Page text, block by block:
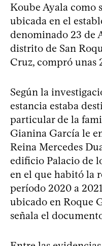
Koube Ayala como
ubicada en el
denominado 23 de
distrito de San
Cruz, compró unas
Según la
estancia estaba
particular de la
Gianina García le
Reina Mercedes
edificio Palacio de
en el que habitó la
período 2020 a
ubicado en Roque
señala el